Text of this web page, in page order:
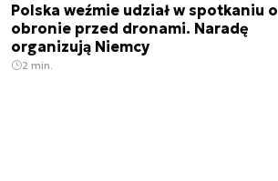
Polska weźmie udział w spotkaniu o
obronie przed dronami. Naradę
organizują Niemcy
2 min.